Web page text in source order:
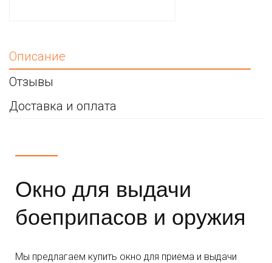
Описание
Отзывы
Доставка и оплата
Окно для выдачи
боеприпасов и оружия
Мы предлагаем купить окно для приема и выдачи